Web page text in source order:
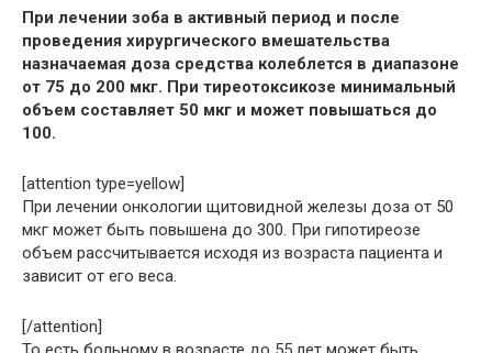
При лечении зоба в активный период и после
проведения хирургического вмешательства
назначаемая доза средства колеблется в диапазоне
от 75 до 200 мкг. При тиреотоксикозе минимальный
объем составляет 50 мкг и может повышаться до
100.
[attention type=yellow]
При лечении онкологии щитовидной железы доза от 50
мкг может быть повышена до 300. При гипотиреозе
объем рассчитывается исходя из возраста пациента и
зависит от его веса.
[/attention]